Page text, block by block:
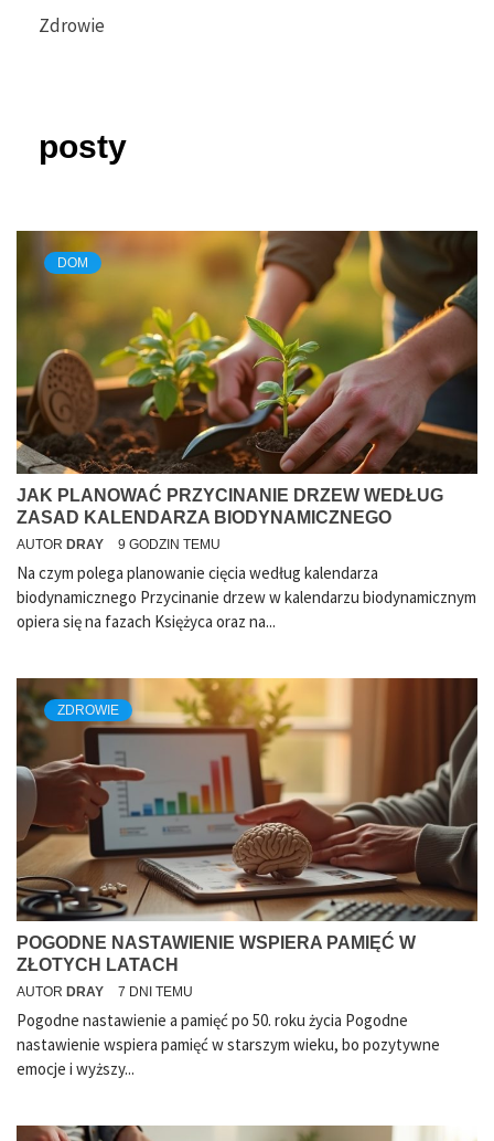
Zdrowie
posty
DOM
JAK PLANOWAĆ PRZYCINANIE DRZEW WEDŁUG
ZASAD KALENDARZA BIODYNAMICZNEGO
AUTOR DRAY 9 GODZIN TEMU
Na czym polega planowanie cięcia według kalendarza
biodynamicznego Przycinanie drzew w kalendarzu biodynamicznym
opiera się na fazach Księżyca oraz na...
ZDROWIE
POGODNE NASTAWIENIE WSPIERA PAMIĘĆ W
ZŁOTYCH LATACH
AUTOR DRAY 7 DNI TEMU
Pogodne nastawienie a pamięć po 50. roku życia Pogodne
nastawienie wspiera pamięć w starszym wieku, bo pozytywne
emocje i wyższy...